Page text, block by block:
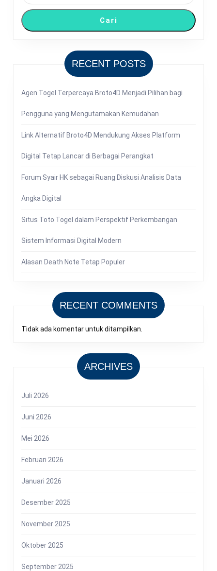
Cari
RECENT POSTS
Agen Togel Terpercaya Broto4D Menjadi Pilihan bagi
Pengguna yang Mengutamakan Kemudahan
Link Alternatif Broto4D Mendukung Akses Platform
Digital Tetap Lancar di Berbagai Perangkat
Forum Syair HK sebagai Ruang Diskusi Analisis Data
Angka Digital
Situs Toto Togel dalam Perspektif Perkembangan
Sistem Informasi Digital Modern
Alasan Death Note Tetap Populer
RECENT COMMENTS
Tidak ada komentar untuk ditampilkan.
ARCHIVES
Juli 2026
Juni 2026
Mei 2026
Februari 2026
Januari 2026
Desember 2025
November 2025
Oktober 2025
September 2025